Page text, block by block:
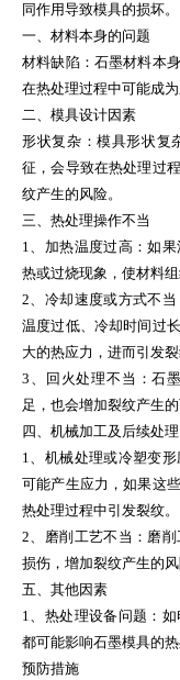
同作用导致模具的损坏
一、材料本身的问题
材料缺陷：石墨材料本
在热处理过程中可能成
二、模具设计因素
形状复杂：模具形状复
征，会导致在热处理过
纹产生的风险。
三、热处理操作不当
1、加热温度过高：如
热或过烧现象，使材料
2、冷却速度或方式不
温度过低、冷却时间过
大的热应力，进而引发裂
3、回火处理不当：石
足，也会增加裂纹产生的
四、机械加工及后续处理
1、机械处理或冷塑变
可能产生应力，如果这
热处理过程中引发裂纹。
2、磨削工艺不当：磨
损伤，增加裂纹产生的风
五、其他因素
1、热处理设备问题：
都可能影响石墨模具的
预防措施